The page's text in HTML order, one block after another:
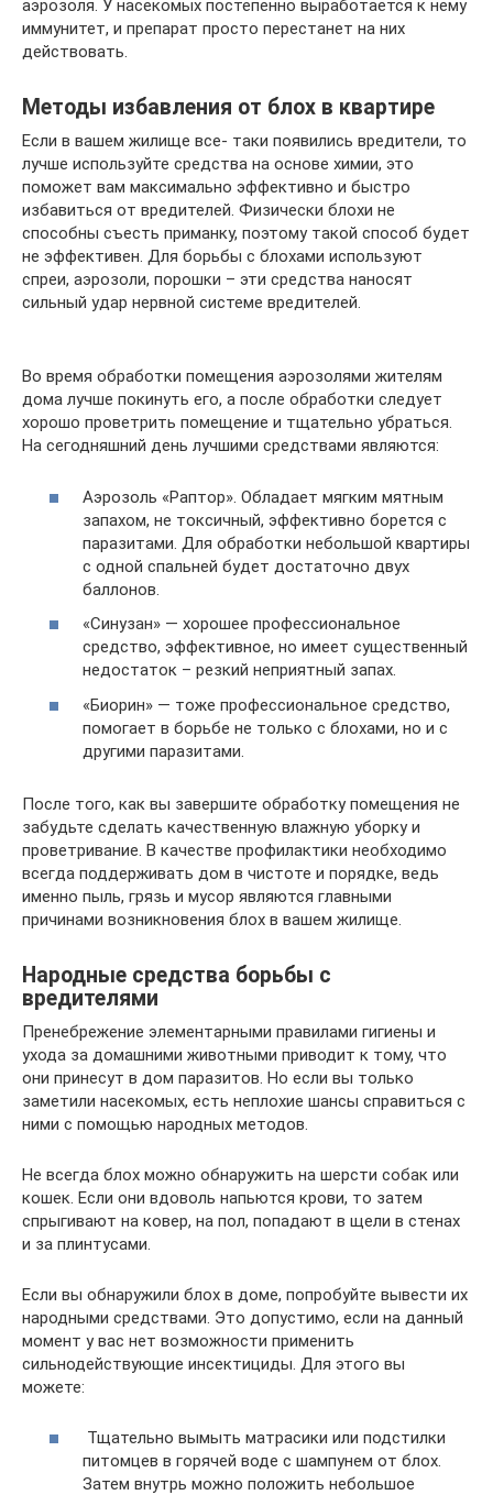
аэрозоля. У насекомых постепенно выработается к нему
иммунитет, и препарат просто перестанет на них
действовать.
Методы избавления от блох в квартире
Если в вашем жилище все- таки появились вредители, то
лучше используйте средства на основе химии, это
поможет вам максимально эффективно и быстро
избавиться от вредителей. Физически блохи не
способны съесть приманку, поэтому такой способ будет
не эффективен. Для борьбы с блохами используют
спреи, аэрозоли, порошки – эти средства наносят
сильный удар нервной системе вредителей.
Во время обработки помещения аэрозолями жителям
дома лучше покинуть его, а после обработки следует
хорошо проветрить помещение и тщательно убраться.
На сегодняшний день лучшими средствами являются:
Аэрозоль «Раптор». Обладает мягким мятным
запахом, не токсичный, эффективно борется с
паразитами. Для обработки небольшой квартиры
с одной спальней будет достаточно двух
баллонов.
«Синузан» — хорошее профессиональное
средство, эффективное, но имеет существенный
недостаток – резкий неприятный запах.
«Биорин» — тоже профессиональное средство,
помогает в борьбе не только с блохами, но и с
другими паразитами.
После того, как вы завершите обработку помещения не
забудьте сделать качественную влажную уборку и
проветривание. В качестве профилактики необходимо
всегда поддерживать дом в чистоте и порядке, ведь
именно пыль, грязь и мусор являются главными
причинами возникновения блох в вашем жилище.
Народные средства борьбы с
вредителями
Пренебрежение элементарными правилами гигиены и
ухода за домашними животными приводит к тому, что
они принесут в дом паразитов. Но если вы только
заметили насекомых, есть неплохие шансы справиться с
ними с помощью народных методов.
Не всегда блох можно обнаружить на шерсти собак или
кошек. Если они вдоволь напьются крови, то затем
спрыгивают на ковер, на пол, попадают в щели в стенах
и за плинтусами.
Если вы обнаружили блох в доме, попробуйте вывести их
народными средствами. Это допустимо, если на данный
момент у вас нет возможности применить
сильнодействующие инсектициды. Для этого вы
можете:
Тщательно вымыть матрасики или подстилки
питомцев в горячей воде с шампунем от блох.
Затем внутрь можно положить небольшое